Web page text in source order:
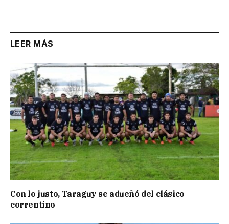
LEER MÁS
Con lo justo, Taraguy se adueñó del clásico
correntino